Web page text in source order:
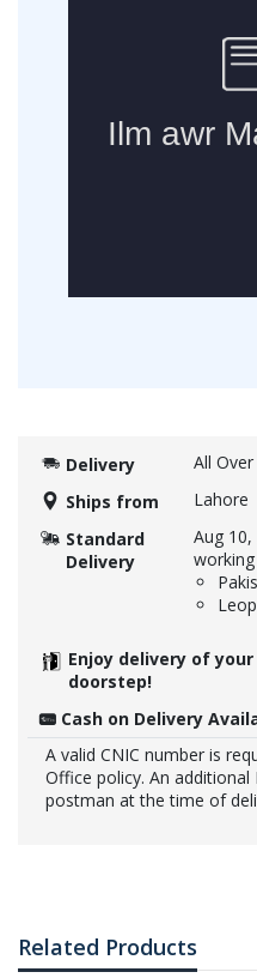
Delivery
All
Ships from
Lahore
Standard
Delivery
Aug 10,
Enjoy delivery of
doorstep!
Cash on Delivery
A valid CNIC number is
Office policy. An additional
postman at the time of
Related Products